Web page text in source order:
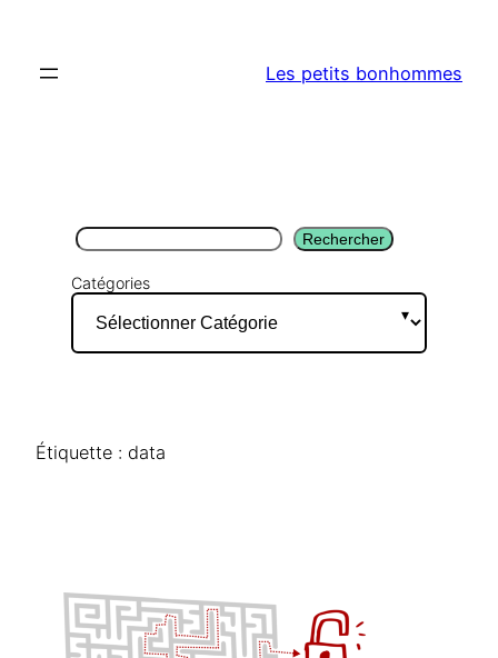
contenu
Les petits bonhommes
Rechercher Rechercher
Catégories
Étiquette : data